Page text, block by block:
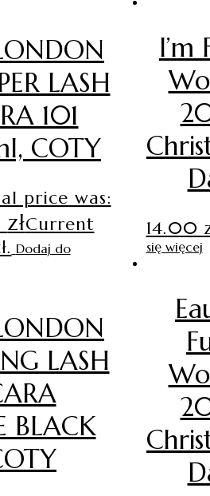
LASH
101
COTY
price was:
złCurrent
Dodaj do
LASH
BLACK
I’m
14.00
się więcej